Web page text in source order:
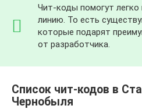
Чит-коды помогут
линию. То есть
которые подарят
от разработчика.
Список чит-кодов в
Чернобыля